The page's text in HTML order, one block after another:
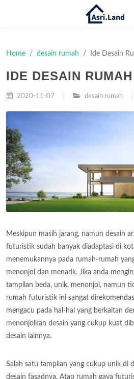
Home desain rumah Ide Desain
IDE DESAIN
2020-11-07 desain rumah
Meskipun masih jarang, namun desain
futuristik sudah banyak diadaptasi di
menemukannya pada rumah-rumah
menonjol dan menarik. Jika anda
tampilan beda, unik, menonjol, namun
rumah futuristik ini sangat
mengacu pada hal-hal yang berkaitan
menonjolkan desain yang cukup kuat
desain lainnya.
Salah satu tampilan yang cukup unik di
desain fasadnya. Atap rumah gaya